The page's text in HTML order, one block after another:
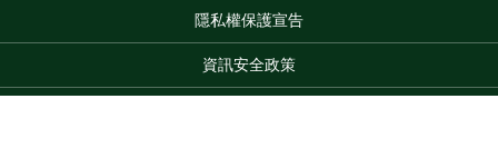
隱私權保護宣告
資訊安全政策